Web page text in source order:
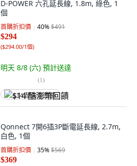
D-POWER 六孔延長線, 1.8m, 綠色, 1
個
首購折扣價 40%$491
$294
($294.00/1個)
明天 8/8 (六) 預計送達
(1)
$14 酷澎幣回饋
Qonnect 7開6插3P斷電延長線, 2.7m,
白色, 1個
首購折扣價 35%$569
$369